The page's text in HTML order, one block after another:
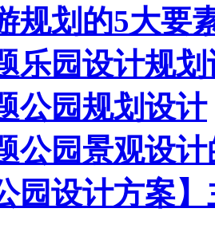
规划的5大要
乐园设计规划
公园规划设计
公园景观设计
园设计方案